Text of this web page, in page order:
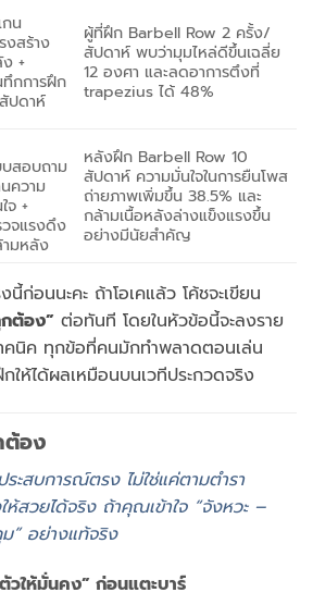
น
งสร้าง
+
กการฝึก
ปดาห์
ผู้ที่ฝึก Barbell Row 2 ครั้ง/
สัปดาห์ พบว่ามุมไหล่ดีขึ้นเฉลี่ย
12 องศา และลดอาการตึงที่
trapezius ได้ 48%
สอบถาม
ความ
จ +
จแรงดึง
มหลัง
หลังฝึก Barbell Row 10
สัปดาห์ ความมั่นใจในการยืนโพส
ถ่ายภาพเพิ่มขึ้น 38.5% และ
กล้ามเนื้อหลังล่างแข็งแรงขึ้น
อย่างมีนัยสำคัญ
ก่อนนะคะ ถ้าโอเคแล้ว โค้ชจะเขียน
ต้อง” ต่อทันที โดยในหัวข้อนี้จะลงราย
คนิค ทุกข้อที่คนมักทำพลาดตอนเล่น
ให้ได้ผลเหมือนบนเวทีประกวดจริง
ต้อง
ะสบการณ์ตรง ไม่ใช่แค่ตามตำรา
สวยได้จริง ถ้าคุณเข้าใจ “จังหวะ –
” อย่างแท้จริง
วให้มั่นคง” ก่อนแตะบาร์